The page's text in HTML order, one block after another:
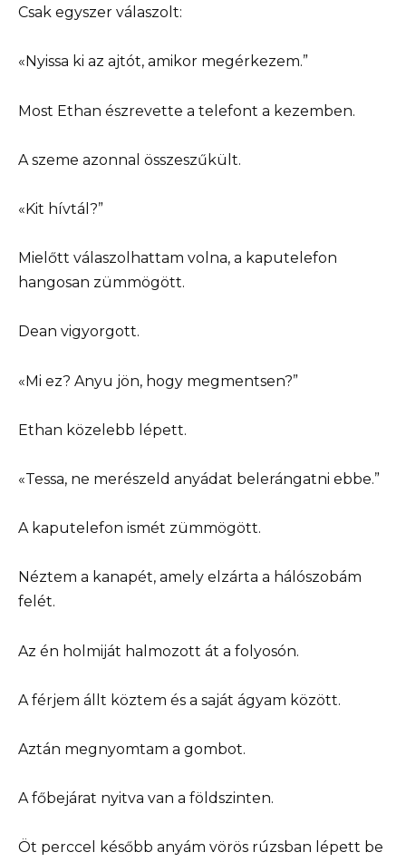
Csak egyszer válaszolt:
«Nyissa ki az ajtót, amikor megérkezem.”
Most Ethan észrevette a telefont a kezemben.
A szeme azonnal összeszűkült.
«Kit hívtál?”
Mielőtt válaszolhattam volna, a kaputelefon
hangosan zümmögött.
Dean vigyorgott.
«Mi ez? Anyu jön, hogy megmentsen?”
Ethan közelebb lépett.
«Tessa, ne merészeld anyádat belerángatni ebbe.”
A kaputelefon ismét zümmögött.
Néztem a kanapét, amely elzárta a hálószobám
felét.
Az én holmiját halmozott át a folyosón.
A férjem állt köztem és a saját ágyam között.
Aztán megnyomtam a gombot.
A főbejárat nyitva van a földszinten.
Öt perccel később anyám vörös rúzsban lépett be